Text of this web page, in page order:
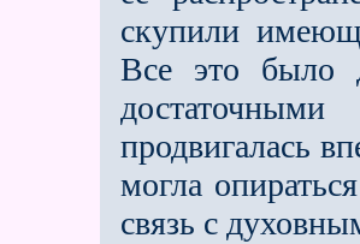
скупили
Все это было
продвигалась
могла
связь с